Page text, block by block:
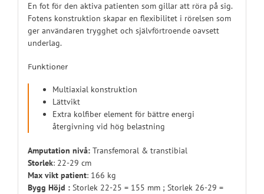
En fot för den aktiva patienten som gillar att röra på sig.
Fotens konstruktion skapar en flexibilitet i rörelsen som
ger användaren trygghet och självförtroende oavsett
underlag.
Funktioner
Multiaxial konstruktion
Lättvikt
Extra kolfiber element för bättre energi
återgivning vid hög belastning
Amputation nivå: Transfemoral & transtibial
Storlek: 22-29 cm
Max vikt patient: 166 kg
Bygg Höjd :Storlek 22-25 = 155 mm ; Storlek 26-29 =